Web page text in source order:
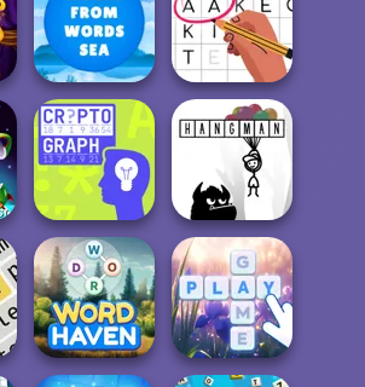
Word Scramble:
Family Tales
Words with Owl
Words From
Words: Sea
Letters Match
Cryptograph Hangman